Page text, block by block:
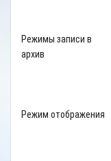
Режимы записи в
архив
Режим отображения